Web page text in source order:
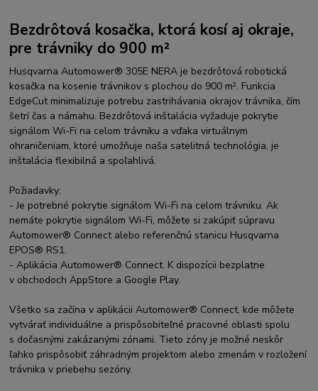
Bezdrôtová kosačka, ktorá kosí aj okraje,
pre trávniky do 900 m²
Husqvarna Automower® 305E NERA je bezdrôtová robotická
kosačka na kosenie trávnikov s plochou do 900 m². Funkcia
EdgeCut minimalizuje potrebu zastrihávania okrajov trávnika, čím
šetrí čas a námahu. Bezdrôtová inštalácia vyžaduje pokrytie
signálom Wi-Fi na celom trávniku a vďaka virtuálnym
ohraničeniam, ktoré umožňuje naša satelitná technológia, je
inštalácia flexibilná a spoľahlivá.
Požiadavky:
- Je potrebné pokrytie signálom Wi-Fi na celom trávniku. Ak
nemáte pokrytie signálom Wi-Fi, môžete si zakúpiť súpravu
Automower® Connect alebo referenčnú stanicu Husqvarna
EPOS® RS1.
- Aplikácia Automower® Connect. K dispozícii bezplatne
v obchodoch AppStore a Google Play.
Všetko sa začína v aplikácii Automower® Connect, kde môžete
vytvárať individuálne a prispôsobiteľné pracovné oblasti spolu
s dočasnými zakázanými zónami. Tieto zóny je možné neskôr
ľahko prispôsobiť záhradným projektom alebo zmenám v rozložení
trávnika v priebehu sezóny.